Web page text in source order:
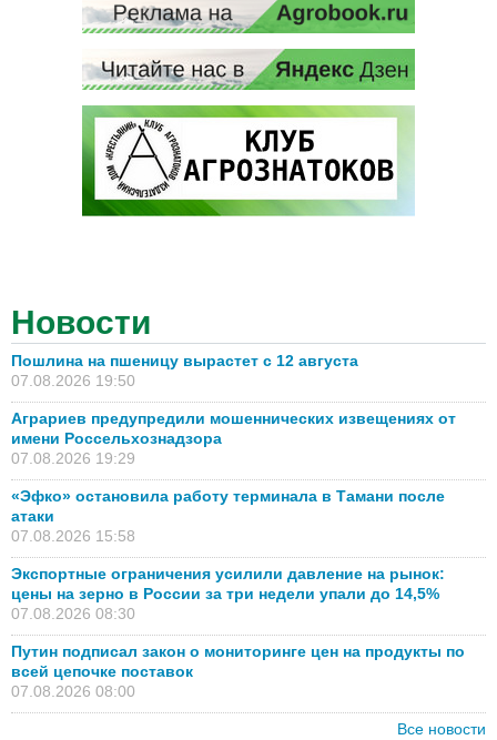
Новости
Пошлина на пшеницу вырастет с 12 августа
07.08.2026 19:50
Аграриев предупредили мошеннических извещениях от
имени Россельхознадзора
07.08.2026 19:29
«Эфко» остановила работу терминала в Тамани после
атаки
07.08.2026 15:58
Экспортные ограничения усилили давление на рынок:
цены на зерно в России за три недели упали до 14,5%
07.08.2026 08:30
Путин подписал закон о мониторинге цен на продукты по
всей цепочке поставок
07.08.2026 08:00
Все новости